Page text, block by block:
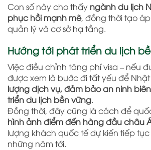
Con số này cho thấy ngành du lịch
phục hồi mạnh mẽ, đồng thời tạo
quản lý và cơ sở hạ tầng.
Hướng tới phát triển du lịch
Việc điều chỉnh tăng phí visa – nếu
được xem là bước đi tất yếu để Nhật
lượng dịch vụ, đảm bảo an ninh
triển du lịch bền vững.
Đồng thời, đây cũng là cách để
hình ảnh điểm đến hàng đầu châu
lượng khách quốc tế dự kiến tiếp
những năm tới.